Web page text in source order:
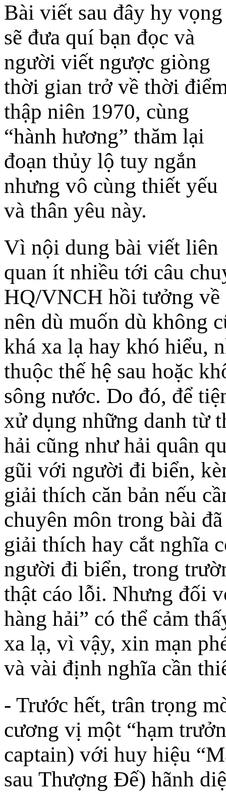
Bài viết sau đây hy vọng
sẽ đưa quí bạn đọc và
người viết ngược giòng
thời gian trở về thời
thập niên 1970, cùng
“hành hương” thăm lại
đoạn thủy lộ tuy ngắn
nhưng vô cùng thiết yếu
và thân yêu này.
Vì nội dung bài viết liên
quan ít nhiều tới câu
HQ/VNCH hồi tưởng về
nên dù muốn dù không
khá xa lạ hay khó hiểu,
thuộc thế hệ sau hoặc
sông nước. Do đó, để
xử dụng những danh từ
hải cũng như hải quân
gũi với người đi biển,
giải thích căn bản nếu
chuyên môn trong bài
giải thích hay cắt nghĩa
người đi biển, trong
thật cáo lỗi. Nhưng đối
hàng hải” có thể cảm
xa lạ, vì vậy, xin mạn
và vài định nghĩa cần
- Trước hết, trân trọng
cương vị một “hạm
captain) với huy hiệu
sau Thượng Đế) hãnh